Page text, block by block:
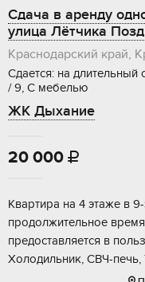
Сдача в аренду
улица Лётчика
Краснодарский край,
Сдается: на
/ 9, С мебелью
ЖК Дыхание
20 000 
Квартира на 4 этаже в
продолжительное
предоставляется в
Холодильник, СВЧ-